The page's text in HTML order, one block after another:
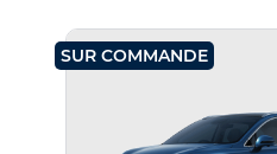
SUR COMMANDE